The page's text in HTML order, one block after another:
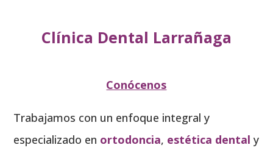
Clínica Dental Larrañaga
Conócenos
Trabajamos con un enfoque integral y
especializado en ortodoncia, estética dental y